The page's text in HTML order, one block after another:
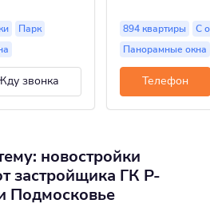
Парк
звонка
894 квартиры
С
Панорамные окна
Телефон
новостройки
застройщика ГК Р-
Подмосковье